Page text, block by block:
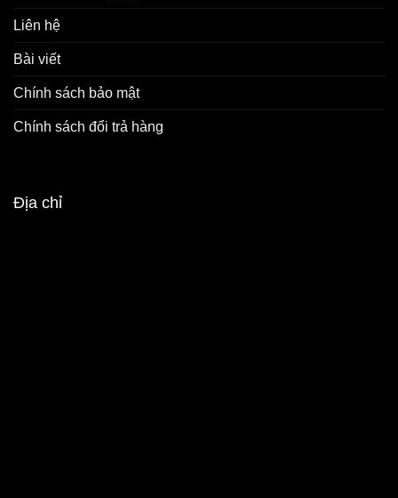
Liên hệ
Bài viết
Chính sách bảo mật
Chính sách đổi trả hàng
Địa chỉ